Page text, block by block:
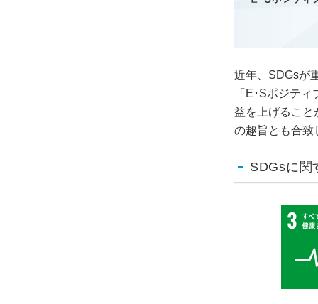
近年、SDGsが
「E･Sポジテ
益を上げること
の趣旨とも合致
SDGsに関